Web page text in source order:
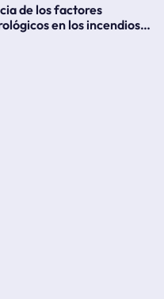
de los factores
en los incendios